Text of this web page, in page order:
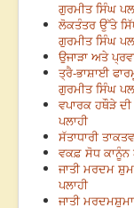
ਗੁਰਮੀਤ ਸਿੰਘ
ਲੋਕਤੰਤਰ ਉੱਤੇ
ਗੁਰਮੀਤ ਸਿੰਘ
ਉਜਾੜਾ ਅਤੇ
ਤ੍ਰੈ-ਭਾਸ਼ਾਈ
ਗੁਰਮੀਤ ਸਿੰਘ
ਵਪਾਰਕ ਹਥੌੜੇ
ਪਲਾਹੀ
ਸੱਤਾਧਾਰੀ
ਵਕਫ਼ ਸੋਧ ਕਾਨੂੰਨ
ਜਾਤੀ ਮਰਦਮ
ਪਲਾਹੀ
ਜਾਤੀ